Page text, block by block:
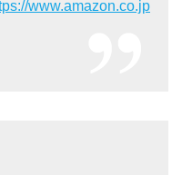
www.amazon.co.jp